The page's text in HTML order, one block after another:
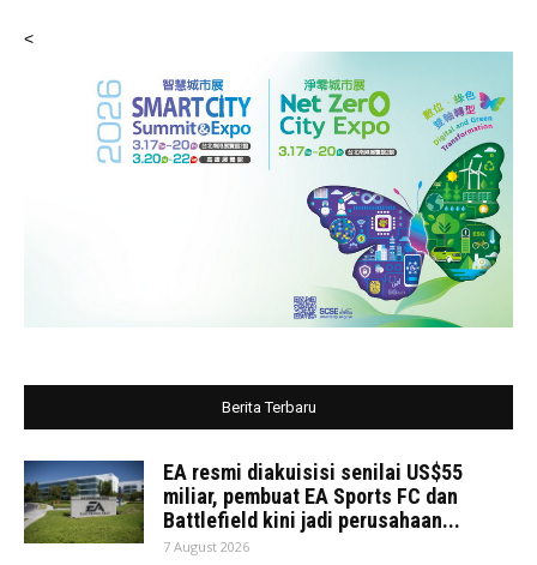
<
Berita Terbaru
EA resmi diakuisisi senilai US$55
miliar, pembuat EA Sports FC dan
Battlefield kini jadi perusahaan...
7 August 2026